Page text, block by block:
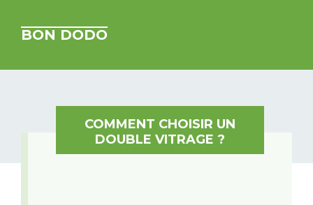
BON DODO
COMMENT CHOISIR UN
DOUBLE VITRAGE ?